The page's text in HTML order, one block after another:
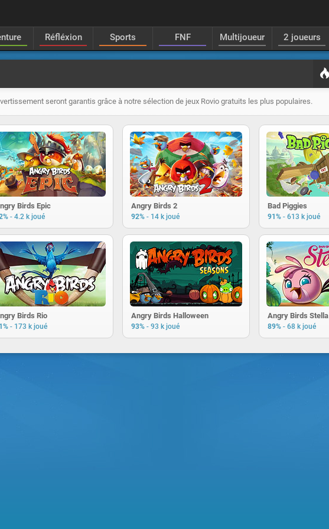
Réfléxion Sports FNF Multijoueur 2 joueurs
seront garantis grâce à notre sélection de jeux Rovio gratuits les plus populaires.
Birds Epic
- 4.2 k joué
Angry Birds 2
92% - 14 k joué
Bad Piggies
91% - 613 k joué
Birds Rio
- 173 k joué
Angry Birds Halloween
93% - 93 k joué
Angry Birds Stella
89% - 68 k joué